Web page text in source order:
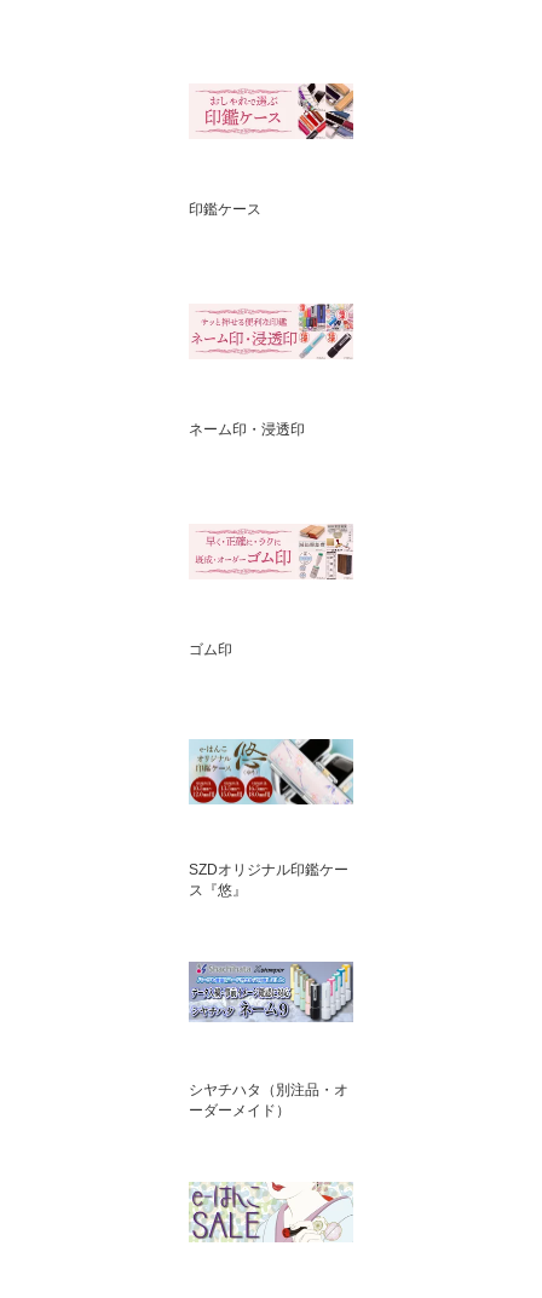
印鑑ケース
ネーム印・浸透印
ゴム印
SZDオリジナル印鑑ケー
ス『悠』
シヤチハタ（別注品・オ
ーダーメイド）